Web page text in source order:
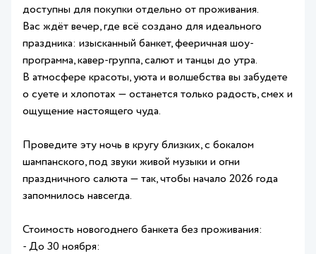
доступны для покупки отдельно от проживания.
Вас ждёт вечер, где всё создано для идеального
праздника: изысканный банкет, фееричная шоу-
программа, кавер-группа, салют и танцы до утра.
В атмосфере красоты, уюта и волшебства вы забудете
о суете и хлопотах — останется только радость, смех и
ощущение настоящего чуда.
Проведите эту ночь в кругу близких, с бокалом
шампанского, под звуки живой музыки и огни
праздничного салюта — так, чтобы начало 2026 года
запомнилось навсегда.
Стоимость новогоднего банкета без проживания:
- До 30 ноября: